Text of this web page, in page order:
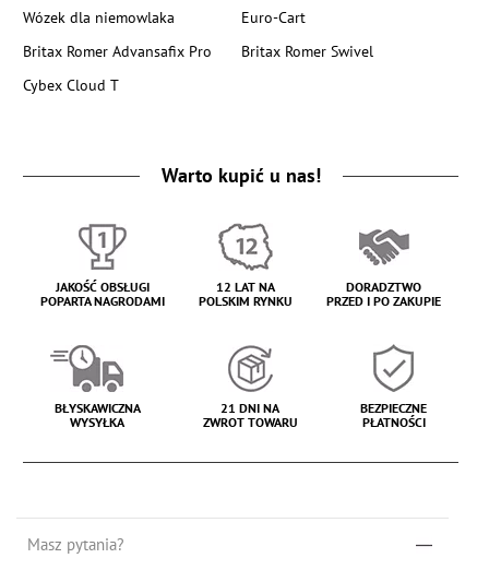
Wózek dla niemowlaka
Euro-Cart
Britax Romer Advansafix Pro
Britax Romer Swivel
Cybex Cloud T
Warto kupić u nas!
JAKOŚĆ OBSŁUGI
POPARTA NAGRODAMI
12 LAT NA
POLSKIM RYNKU
DORADZTWO
PRZED I PO ZAKUPIE
BŁYSKAWICZNA
WYSYŁKA
21 DNI NA
ZWROT TOWARU
BEZPIECZNE
PŁATNOŚCI
Masz pytania?